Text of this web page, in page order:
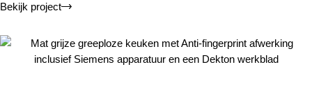
Bekijk project